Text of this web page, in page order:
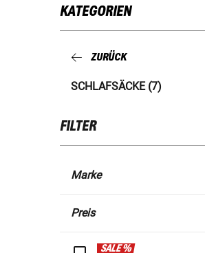
KATEGORIEN
ZURÜCK
SCHLAFSÄCKE (7)
FILTER
Marke
Preis
SALE %